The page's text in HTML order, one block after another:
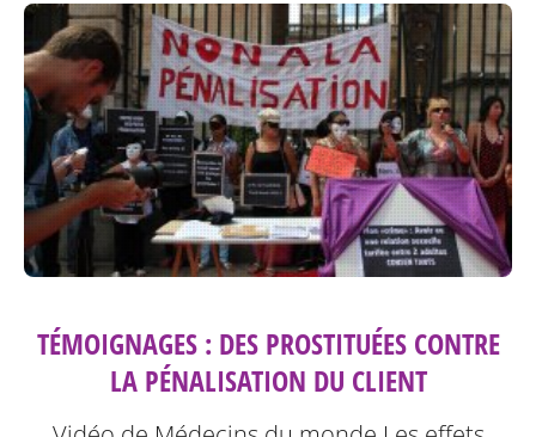
TÉMOIGNAGES : DES PROSTITUÉES CONTRE
LA PÉNALISATION DU CLIENT